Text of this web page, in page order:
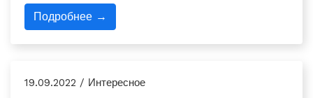
Подробнее →
19.09.2022 / Интересное